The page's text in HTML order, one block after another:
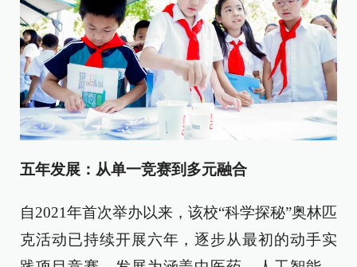
五年发展：从单一竞赛到多元融合
自2021年首次举办以来，该校“科学探秘”奥林匹
克活动已持续开展六年，逐步从最初的动手实